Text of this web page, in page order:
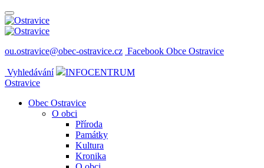
ou.ostravice@obec-ostravice.cz Facebook Obce Ostravice
Vyhledávání
INFOCENTRUM
Ostravice
Obec Ostravice
O obci
Příroda
Památky
Kultura
Kronika